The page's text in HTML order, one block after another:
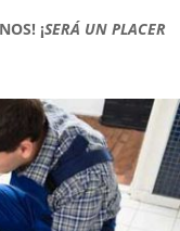
¡SERÁ UN PLACER